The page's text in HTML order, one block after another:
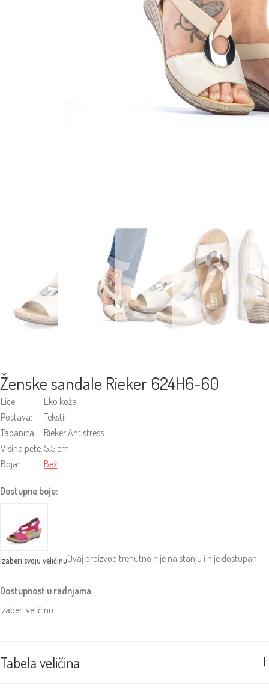
Ženske sandale Rieker 624H6-60
Lice:
Eko koža
Postava:
Tekstil
Tabanica:
Rieker Antistress
Visina pete: 5,5 cm
Boja:
Bež
Dostupne boje:
Ovaj proizvod trenutno nije na stanju i nije dostupan.
Dostupnost u radnjama
Izaberi veličinu.
Tabela veličina